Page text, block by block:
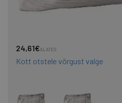
ALATES
24,61€
Kott otstele võrgust valge